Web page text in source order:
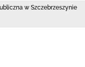
w Szczebrzeszynie